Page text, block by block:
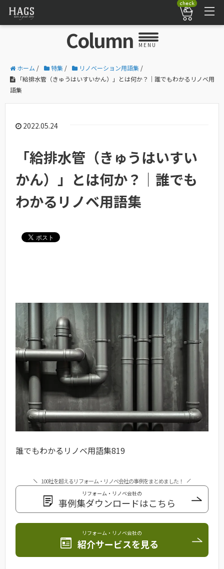
check
Column MENU
ホーム / 特集 / リノベーション用語集 /
「給排水管（きゅうはいすいかん）」とは何か？｜誰でもわかるリノベ用
語集
2022.05.24
「給排水管（きゅうはいすい
かん）」とは何か？｜誰でも
わかるリノベ用語集
誰でもわかるリノベ用語集819
100社を超えるリフォーム・リノベ会社の事例をまとめました！
リフォーム・リノベ会社の
事例集ダウンロードはこちら
リフォーム・リノベ会社の
紹介サービスを見る